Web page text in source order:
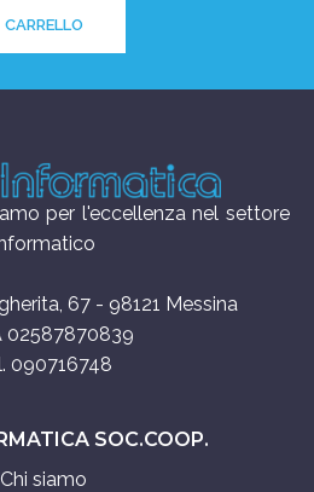
CARRELLO
per l'eccellenza nel settore
67 - 98121 Messina
02587870839
090716748
SOC.COOP.
Chi siamo